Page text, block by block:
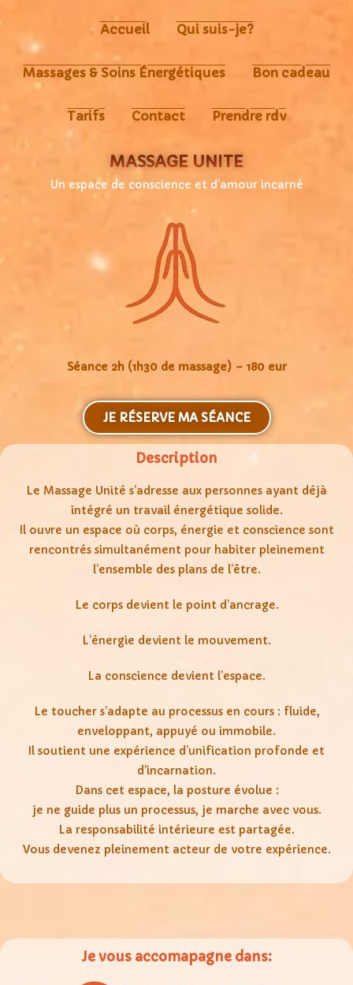
Accueil Qui suis-je?
Massages & Soins Énergétiques Bon cadeau
Tarifs Contact Prendre rdv
MASSAGE UNITÉ
Un espace de conscience et d’amour incarné
Séance 2h (1h30 de massage) – 180 eur
JE RÉSERVE MA SÉANCE
Description
Le Massage Unité s’adresse aux personnes ayant déjà
intégré un travail énergétique solide.
Il ouvre un espace où corps, énergie et conscience sont
rencontrés simultanément pour habiter pleinement
l’ensemble des plans de l’être.
Le corps devient le point d’ancrage.
L’énergie devient le mouvement.
La conscience devient l’espace.
Le toucher s’adapte au processus en cours : fluide,
enveloppant, appuyé ou immobile.
Il soutient une expérience d’unification profonde et
d’incarnation.
Dans cet espace, la posture évolue :
je ne guide plus un processus, je marche avec vous.
La responsabilité intérieure est partagée.
Vous devenez pleinement acteur de votre expérience.
Je vous accomapagne dans: